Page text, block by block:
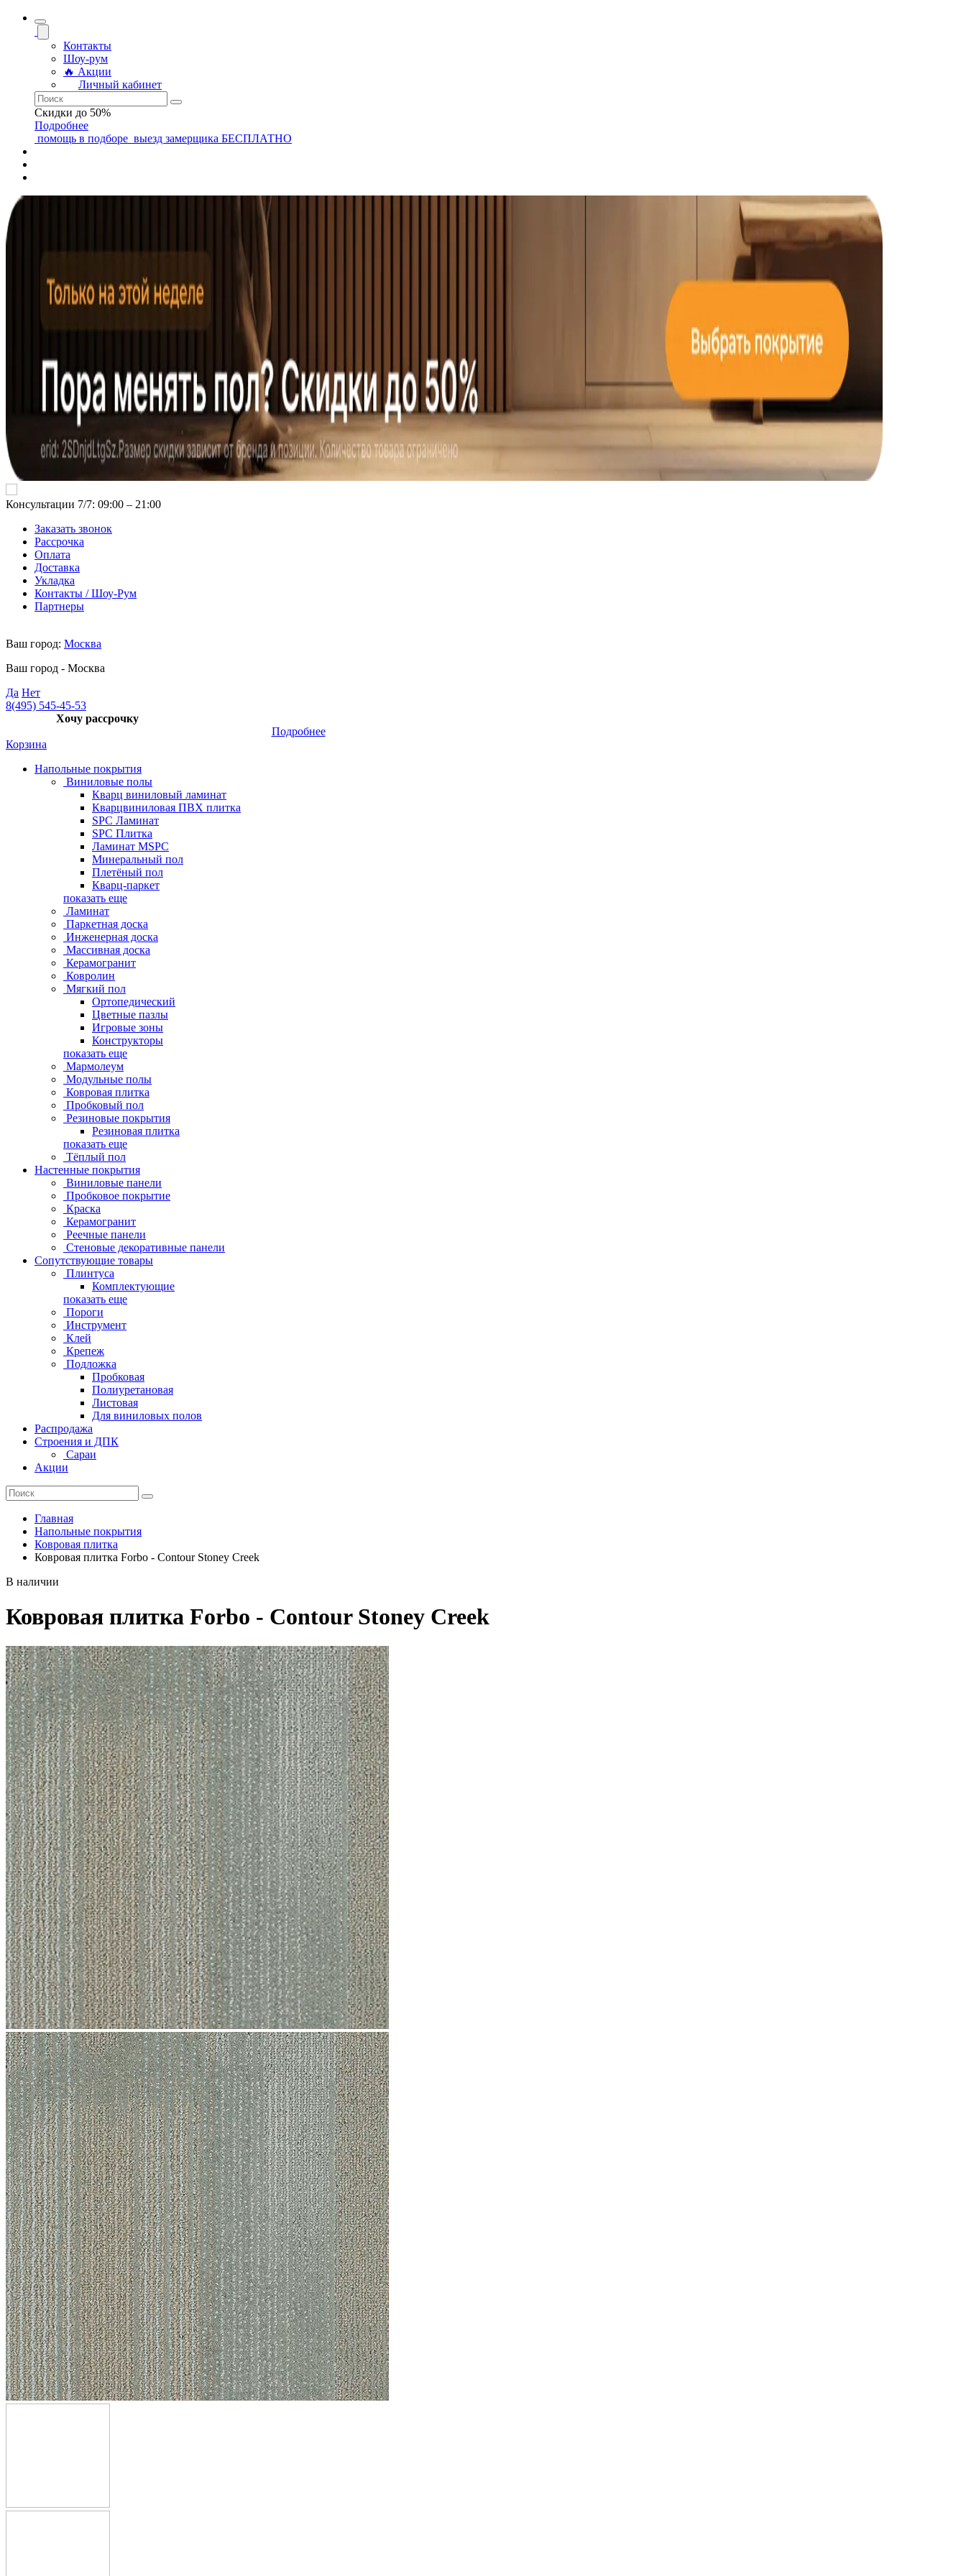
Контакты
Шоу-рум
🔥 Акции
Личный кабинет
Скидки до 50%
Подробнее
помощь в подборе выезд замерщика БЕСПЛАТНО
Консультации 7/7: 09:00 ‒ 21:00
Заказать звонок
Рассрочка
Оплата
Доставка
Укладка
Контакты / Шоу-Рум
Партнеры
Ваш город: Москва
Ваш город - Москва
Да Нет
8(495) 545-45-53
Хочу рассрочку
Подробнее
Корзина
Напольные покрытия
Виниловые полы
Кварц виниловый ламинат
Кварцвиниловая ПВХ плитка
SPC Ламинат
SPC Плитка
Ламинат MSPC
Минеральный пол
Плетёный пол
Кварц-паркет
показать еще
Ламинат
Паркетная доска
Инженерная доска
Массивная доска
Керамогранит
Ковролин
Мягкий пол
Ортопедический
Цветные пазлы
Игровые зоны
Конструкторы
показать еще
Мармолеум
Модульные полы
Ковровая плитка
Пробковый пол
Резиновые покрытия
Резиновая плитка
показать еще
Тёплый пол
Настенные покрытия
Виниловые панели
Пробковое покрытие
Краска
Керамогранит
Реечные панели
Стеновые декоративные панели
Сопутствующие товары
Плинтуса
Комплектующие
показать еще
Пороги
Инструмент
Клей
Крепеж
Подложка
Пробковая
Полиуретановая
Листовая
Для виниловых полов
Распродажа
Строения и ДПК
Сараи
Акции
Главная
Напольные покрытия
Ковровая плитка
Ковровая плитка Forbo - Contour Stoney Creek
В наличии
Ковровая плитка Forbo - Contour Stoney Creek